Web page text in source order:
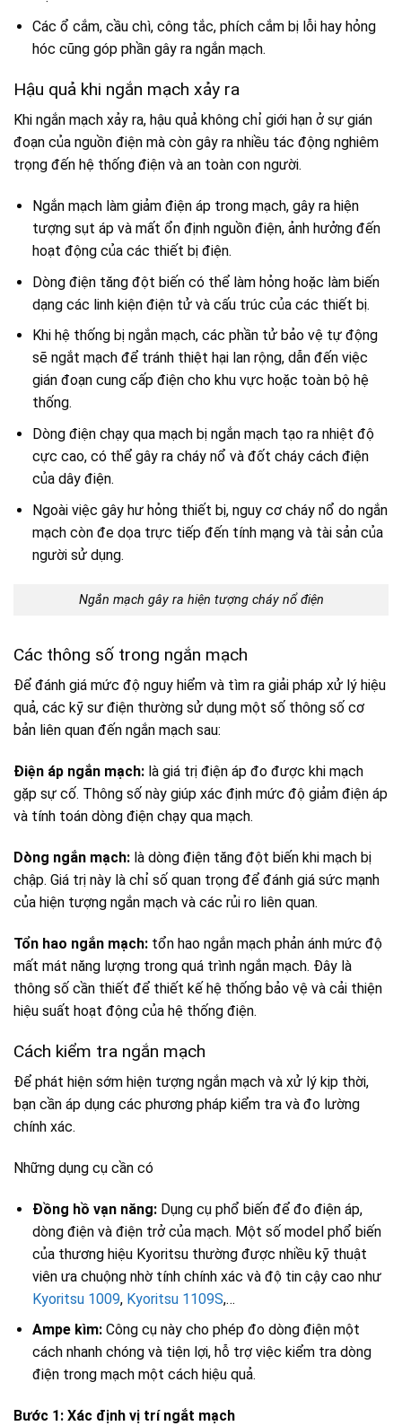
Các ổ cắm, cầu chì, công tắc, phích cắm bị lỗi hay hỏng
hóc cũng góp phần gây ra ngắn mạch.
Hậu quả khi ngắn mạch xảy ra
Khi ngắn mạch xảy ra, hậu quả không chỉ giới hạn ở sự gián
đoạn của nguồn điện mà còn gây ra nhiều tác động nghiêm
trọng đến hệ thống điện và an toàn con người.
Ngắn mạch làm giảm điện áp trong mạch, gây ra hiện
tượng sụt áp và mất ổn định nguồn điện, ảnh hưởng đến
hoạt động của các thiết bị điện.
Dòng điện tăng đột biến có thể làm hỏng hoặc làm biến
dạng các linh kiện điện tử và cấu trúc của các thiết bị.
Khi hệ thống bị ngắn mạch, các phần tử bảo vệ tự động
sẽ ngắt mạch để tránh thiệt hại lan rộng, dẫn đến việc
gián đoạn cung cấp điện cho khu vực hoặc toàn bộ hệ
thống.
Dòng điện chạy qua mạch bị ngắn mạch tạo ra nhiệt độ
cực cao, có thể gây ra cháy nổ và đốt cháy cách điện
của dây điện.
Ngoài việc gây hư hỏng thiết bị, nguy cơ cháy nổ do ngắn
mạch còn đe dọa trực tiếp đến tính mạng và tài sản của
người sử dụng.
Ngắn mạch gây ra hiện tượng cháy nổ điện
Các thông số trong ngắn mạch
Để đánh giá mức độ nguy hiểm và tìm ra giải pháp xử lý hiệu
quả, các kỹ sư điện thường sử dụng một số thông số cơ
bản liên quan đến ngắn mạch sau:
Điện áp ngắn mạch: là giá trị điện áp đo được khi mạch
gặp sự cố. Thông số này giúp xác định mức độ giảm điện áp
và tính toán dòng điện chạy qua mạch.
Dòng ngắn mạch: là dòng điện tăng đột biến khi mạch bị
chập. Giá trị này là chỉ số quan trọng để đánh giá sức mạnh
của hiện tượng ngắn mạch và các rủi ro liên quan.
Tổn hao ngắn mạch: tổn hao ngắn mạch phản ánh mức độ
mất mát năng lượng trong quá trình ngắn mạch. Đây là
thông số cần thiết để thiết kế hệ thống bảo vệ và cải thiện
hiệu suất hoạt động của hệ thống điện.
Cách kiểm tra ngắn mạch
Để phát hiện sớm hiện tượng ngắn mạch và xử lý kịp thời,
bạn cần áp dụng các phương pháp kiểm tra và đo lường
chính xác.
Những dụng cụ cần có
Đồng hồ vạn năng:Dụng cụ phổ biến để đo điện áp,
dòng điện và điện trở của mạch. Một số model phổ biến
của thương hiệu Kyoritsu thường được nhiều kỹ thuật
viên ưa chuộng nhờ tính chính xác và độ tin cậy cao như
Kyoritsu 1009, Kyoritsu 1109S,…
Ampe kìm:Công cụ này cho phép đo dòng điện một
cách nhanh chóng và tiện lợi, hỗ trợ việc kiểm tra dòng
điện trong mạch một cách hiệu quả.
Bước 1: Xác định vị trí ngắt mạch